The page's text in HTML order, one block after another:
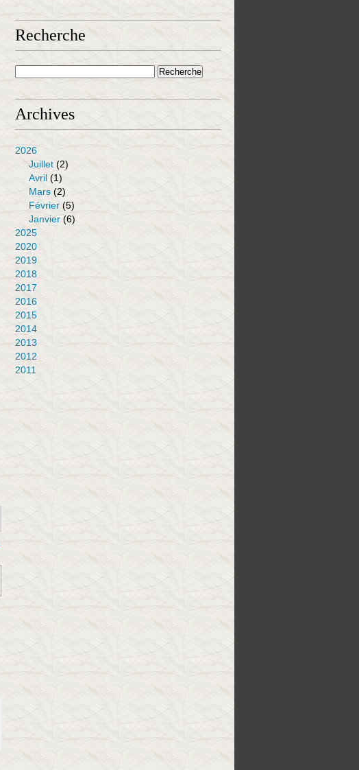
Recherche
Archives
2026
Juillet (2)
Avril (1)
Mars (2)
Février (5)
Janvier (6)
2025
2020
2019
2018
2017
2016
2015
2014
2013
2012
2011